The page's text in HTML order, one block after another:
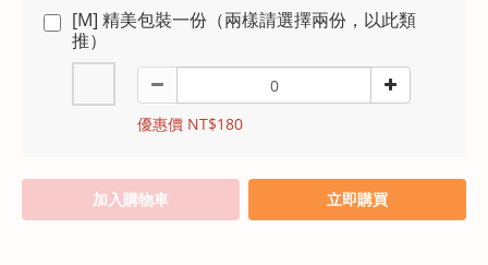
[M] 精美包裝一份（兩樣請選擇兩份，以此類
推）
優惠價 NT$180
加入購物車 立即購買